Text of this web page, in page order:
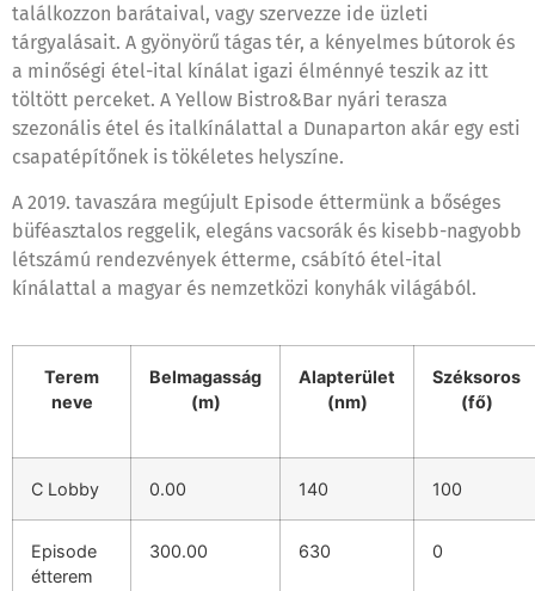
találkozzon barátaival, vagy szervezze ide üzleti
tárgyalásait. A gyönyörű tágas tér, a kényelmes bútorok és
a minőségi étel-ital kínálat igazi élménnyé teszik az itt
töltött perceket. A Yellow Bistro&Bar nyári terasza
szezonális étel és italkínálattal a Dunaparton akár egy esti
csapatépítőnek is tökéletes helyszíne.
A 2019. tavaszára megújult Episode éttermünk a bőséges
büféasztalos reggelik, elegáns vacsorák és kisebb-nagyobb
létszámú rendezvények étterme, csábító étel-ital
kínálattal a magyar és nemzetközi konyhák világából.
Terem
neve
Belmagasság
(m)
Alapterület
(nm)
Széksoros
(fő)
C Lobby 0.00 140 100
Episode
étterem
300.00 630 0